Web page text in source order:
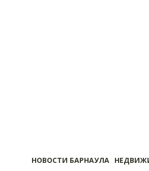
НОВОСТИ БАРНАУЛА